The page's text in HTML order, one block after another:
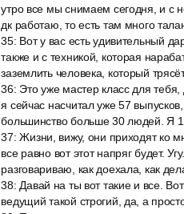
утро все мы снимаем сегодня, и с
дк работаю, то есть там много
35: Вот у вас есть удивительный
также и с техникой, которая
заземлить человека, который
36: Это уже мастер класс для
я сейчас насчитал уже 57
большинство больше 30 людей. Я
37:Жизни, вижу, они приходят ко
все равно вот этот напряг будет.
разговариваю, как доехала, как
38: Давай на ты вот такие и все.
ведущий такой строгий, да, а